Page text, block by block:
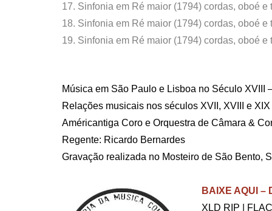
17. Sinfonia em Ré maior (1794) cordas, oboé
18. Sinfonia em Ré maior (1794) cordas, oboé e
19. Sinfonia em Ré maior (1794) cordas, oboé e
Música em São Paulo e Lisboa no Século XVIII
Relações musicais nos séculos XVII, XVIII e XIX
Américantiga Coro e Orquestra de Câmara &
Regente: Ricardo Bernardes
Gravação realizada no Mosteiro de São Bento,
BAIXE AQUI –
XLD RIP |